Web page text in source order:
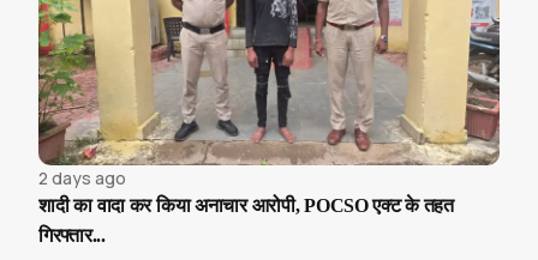
2 days ago
शादी का वादा कर किया अनाचार आरोपी, POCSO एक्ट के तहत
गिरफ्तार...